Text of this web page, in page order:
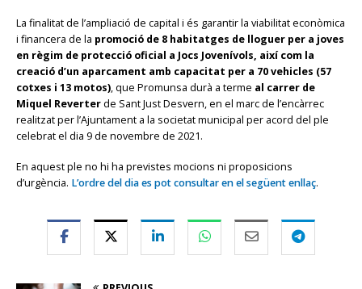
La finalitat de l’ampliació de capital i és garantir la viabilitat econòmica
i financera de la promoció de 8 habitatges de lloguer per a joves
en règim de protecció oficial a Jocs Jovenívols, així com la
creació d’un aparcament amb capacitat per a 70 vehicles (57
cotxes i 13 motos), que Promunsa durà a terme al carrer de
Miquel Reverterde Sant Just Desvern, en el marc de l’encàrrec
realitzat per l’Ajuntament a la societat municipal per acord del ple
celebrat el dia 9 de novembre de 2021.
En aquest ple no hi ha previstes mocions ni proposicions
d’urgència. L’ordre del dia es pot consultar en el següent enllaç.